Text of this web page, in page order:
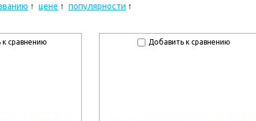
цене популярности
сравнению Добавить к сравнению